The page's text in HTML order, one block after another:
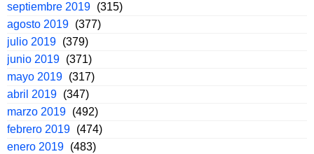
septiembre 2019 (315)
agosto 2019 (377)
julio 2019 (379)
junio 2019 (371)
mayo 2019 (317)
abril 2019 (347)
marzo 2019 (492)
febrero 2019 (474)
enero 2019 (483)